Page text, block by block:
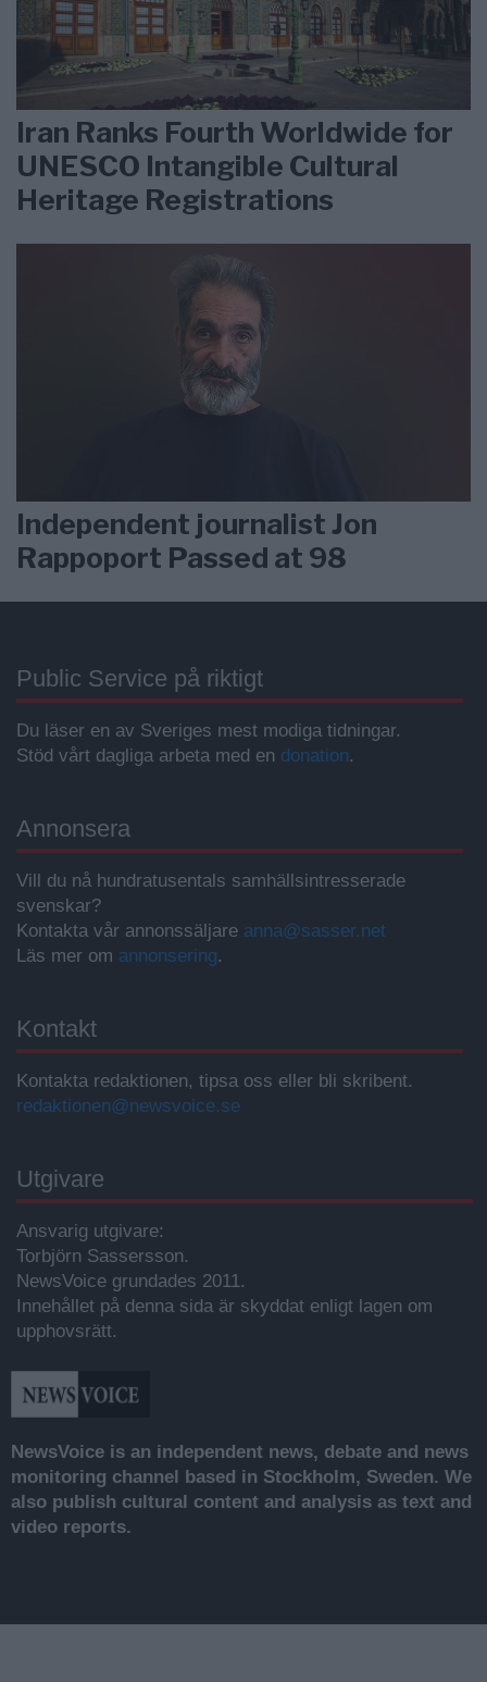
Iran Ranks Fourth Worldwide for
UNESCO Intangible Cultural
Heritage Registrations
Independent journalist Jon
Rappoport Passed at 98
Public Service på riktigt
Du läser en av Sveriges mest modiga tidningar.
Stöd vårt dagliga arbeta med en donation.
Annonsera
Vill du nå hundratusentals samhällsintresserade
svenskar?
Kontakta vår annonssäljare anna@sasser.net
Läs mer om annonsering.
Kontakt
Kontakta redaktionen, tipsa oss eller bli skribent.
redaktionen@newsvoice.se
Utgivare
Ansvarig utgivare:
Torbjörn Sassersson.
NewsVoice grundades 2011.
Innehållet på denna sida är skyddat enligt lagen om
upphovsrätt.
NewsVoice is an independent news, debate and news
monitoring channel based in Stockholm, Sweden. We
also publish cultural content and analysis as text and
video reports.